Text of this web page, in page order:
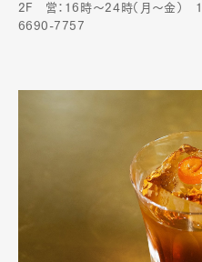
2F 営：16時～24時（月〜金）
6690-7757